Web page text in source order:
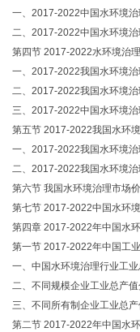
一、2017-2022中国水环境
二、2017-2022中国水环境
第四节 2017-2022水环境治
一、2017-2022我国水环境
二、2017-2022我国水环境
三、2017-2022中国水环境
第五节 2017-2022我国水环
一、2017-2022我国水环境
二、2017-2022我国水环境
第六节 我国水环境治理市场
第七节 2017-2022中国水环
第四章 2017-2022年中国水
第一节 2017-2022年中国工
一、中国水环境治理行业工
二、不同规模企业工业总产
三、不同所有制企业工业总
第二节 2017-2022年中国水